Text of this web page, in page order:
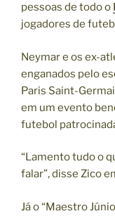
pessoas de todo o
jogadores de
Neymar e os ex-
enganados pelo
Paris Saint-
em um evento
futebol
“Lamento tudo o
falar”, disse Zico
Já o “Maestro